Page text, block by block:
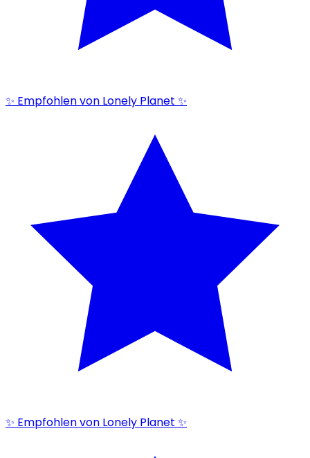
✨ Empfohlen von Lonely Planet ✨
✨ Empfohlen von Lonely Planet ✨